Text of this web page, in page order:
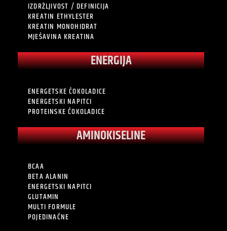
IZDRŽLJIVOST / DEFINICIJA
KREATIN ETHYLESTER
KREATIN MONOHIDRAT
MJEŠAVINA KREATINA
ENERGIJA
ENERGETSKE ČOKOLADICE
ENERGETSKI NAPITCI
PROTEINSKE ČOKOLADICE
AMINOKISELINE
BCAA
BETA ALANIN
ENERGETSKI NAPITCI
GLUTAMIN
MULTI FORMULE
POJEDINAČNE